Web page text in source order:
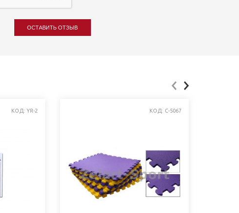
ОСТАВИТЬ ОТЗЫВ
КОД: YR-2 КОД: C-5067